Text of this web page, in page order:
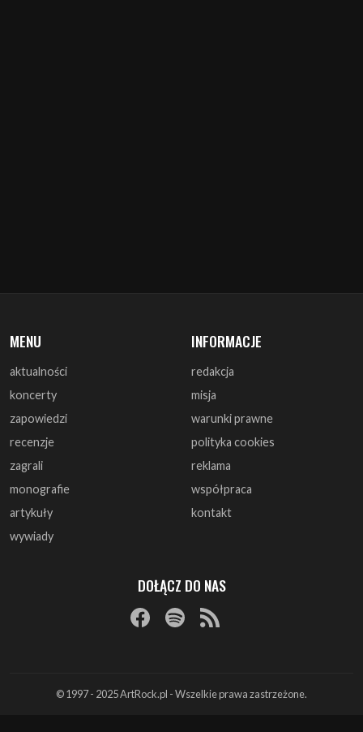
MENU
aktualności
koncerty
zapowiedzi
recenzje
zagrali
monografie
artykuły
wywiady
INFORMACJE
redakcja
misja
warunki prawne
polityka cookies
reklama
współpraca
kontakt
DOŁĄCZ DO NAS
© 1997 - 2025 ArtRock.pl - Wszelkie prawa zastrzeżone.